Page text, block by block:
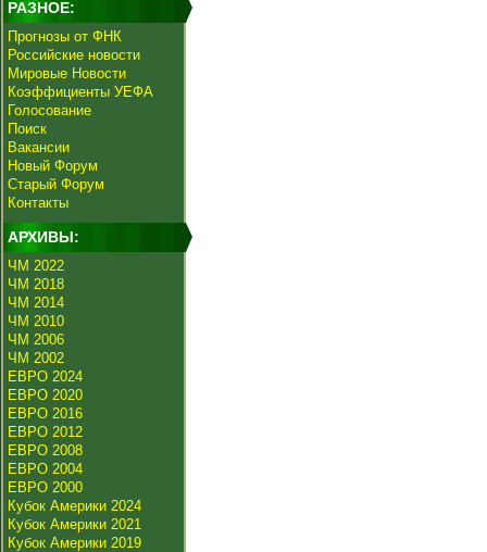
РАЗНОЕ:
Прогнозы от ФНК
Российские новости
Мировые Новости
Коэффициенты УЕФА
Голосование
Поиск
Вакансии
Новый Форум
Старый Форум
Контакты
АРХИВЫ:
ЧМ 2022
ЧМ 2018
ЧМ 2014
ЧМ 2010
ЧМ 2006
ЧМ 2002
ЕВРО 2024
ЕВРО 2020
ЕВРО 2016
ЕВРО 2012
ЕВРО 2008
ЕВРО 2004
ЕВРО 2000
Кубок Америки 2024
Кубок Америки 2021
Кубок Америки 2019